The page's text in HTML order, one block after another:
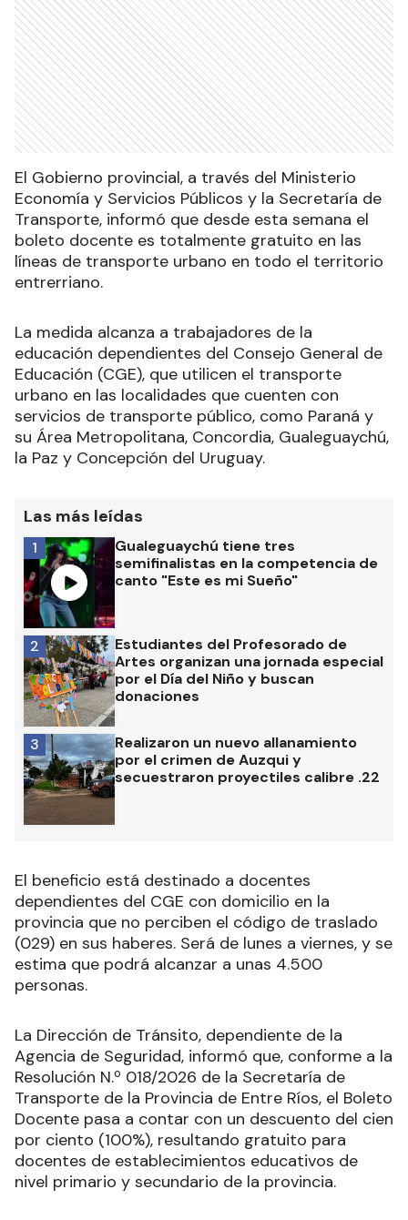
El Gobierno provincial, a través del Ministerio
Economía y Servicios Públicos y la Secretaría de
Transporte, informó que desde esta semana el
boleto docente es totalmente gratuito en las
líneas de transporte urbano en todo el territorio
entrerriano.
La medida alcanza a trabajadores de la
educación dependientes del Consejo General de
Educación (CGE), que utilicen el transporte
urbano en las localidades que cuenten con
servicios de transporte público, como Paraná y
su Área Metropolitana, Concordia, Gualeguaychú,
la Paz y Concepción del Uruguay.
Las más leídas
Gualeguaychú tiene tres
semifinalistas en la competencia de
canto "Este es mi Sueño"
1
Estudiantes del Profesorado de
Artes organizan una jornada especial
por el Día del Niño y buscan
donaciones
2
Realizaron un nuevo allanamiento
por el crimen de Auzqui y
secuestraron proyectiles calibre .22
3
El beneficio está destinado a docentes
dependientes del CGE con domicilio en la
provincia que no perciben el código de traslado
(029) en sus haberes. Será de lunes a viernes, y se
estima que podrá alcanzar a unas 4.500
personas.
La Dirección de Tránsito, dependiente de la
Agencia de Seguridad, informó que, conforme a la
Resolución N.º 018/2026 de la Secretaría de
Transporte de la Provincia de Entre Ríos, el Boleto
Docente pasa a contar con un descuento del cien
por ciento (100%), resultando gratuito para
docentes de establecimientos educativos de
nivel primario y secundario de la provincia.